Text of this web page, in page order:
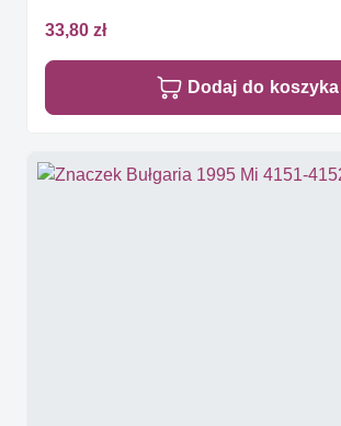
33,80 zł
Dodaj do koszyka